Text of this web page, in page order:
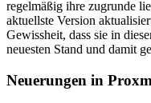
regelmäßig ihre zugrunde
aktuellste Version
Gewissheit, dass sie in
neuesten Stand und damit
Neuerungen in